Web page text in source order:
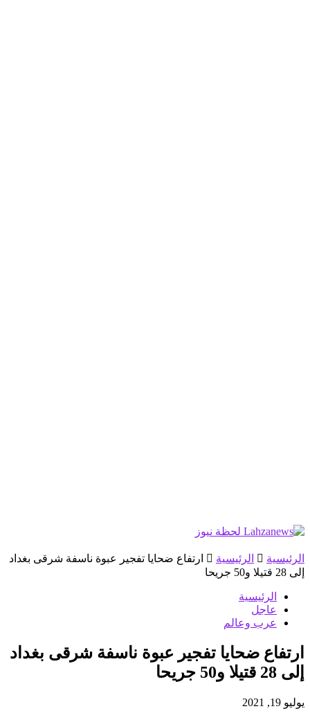
الرئيسية الرئيسية
ارتفاع ضحايا تفجير عبوة ناسفة شرقى بغداد
إلى 28 قتيلا و50 جريحا
الرئيسية
عاجل
عرب وعالم
ارتفاع ضحايا تفجير عبوة ناسفة شرقى بغداد
إلى 28 قتيلا و50 جريحا
يوليو 19, 2021